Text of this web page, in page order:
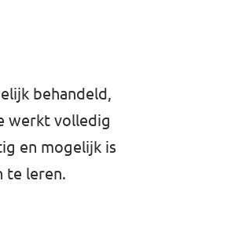
behandeld,
werkt volledig
en mogelijk is
te leren.